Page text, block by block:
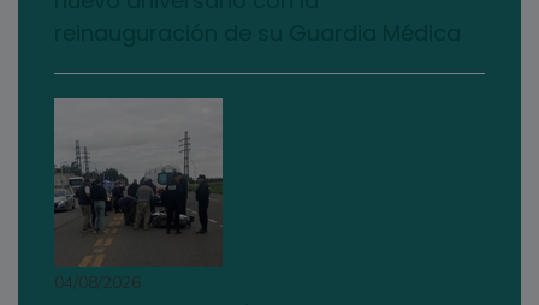
04/08/2026